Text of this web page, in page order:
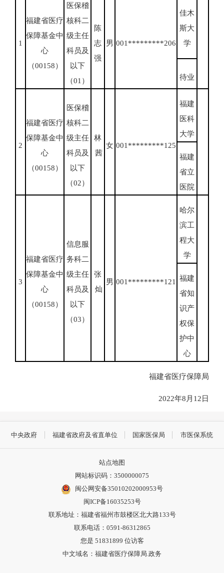
1
福建省医疗
保障基金中
心
（00158）
医保稽
核科二
级主任
科员及
以下
（01）
陈
志
强
男 001*********206
佳木
斯大
学
待业
2
福建省医疗
保障基金中
心
（00158）
医保稽
核科二
级主任
科员及
以下
（02）
林
茜
女 001*********125
福建
医科
大学
福建
省立
医院
3
福建省医疗
保障基金中
心
（00158）
信息服
务科二
级主任
科员及
以下
（03）
张
灿
男 001*********121
哈尔
滨工
程大
学
福建
省知
识产
权保
护中
心
福建省医疗保障局
2022年8月12日
中央政府 福建省政府及省直单位 国家医保局 市医保系统
站点地图
网站标识码：3500000075
闽公网安备35010202000953号
闽ICP备16035253号
联系地址：福建省福州市鼓楼区北大路133号
联系电话：0591-86312865
您是 51831899 位访客
中文域名：福建省医疗保障局.政务